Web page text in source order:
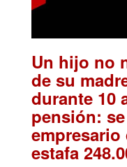
Un hijo no
de su
durante 10
pensión:
estafa